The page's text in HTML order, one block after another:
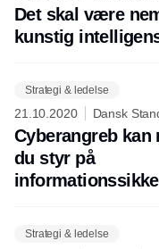
Det skal være
kunstig
Strategi & ledelse
21.10.2020 Dansk
Cyberangreb kan
du styr på
Strategi & ledelse